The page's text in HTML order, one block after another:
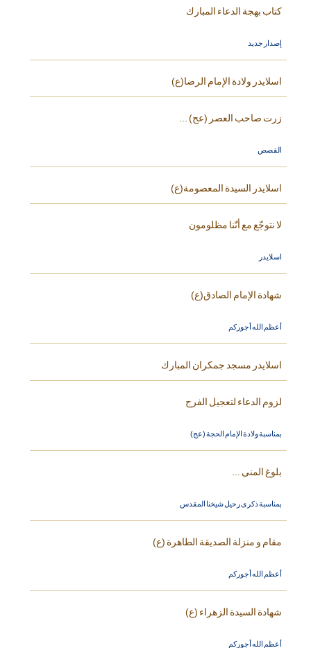
كتاب بهجة الدعاء المبارك
إصدار جديد
اسلايدر ولادة الإمام الرضا(ع)
زرت صاحب العصر (عج) ...
القصص
اسلايدر السيدة المعصومة(ع)
لا نتوجّع مع أنّنا مظلومون
اسلايدر
شهادة الإمام الصادق(ع)
أعظم الله أجوركم
اسلايدر مسجد جمكران المبارك
لزوم الدعاء لتعجيل الفرج
بمناسبة ولادة الإمام الحجة (عج)
بلوغ المنى ...
بمناسبة ذكرى رحيل شيخنا المقدس
مقام و منزلة الصديقة الطاهرة (ع)
أعظم الله أجوركم
شهادة السيدة الزهراء (ع)
أعظم الله أجوركم